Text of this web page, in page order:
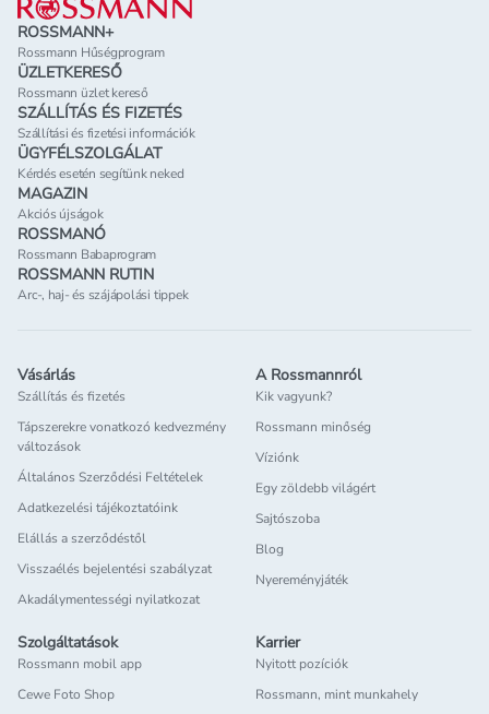
ROSSMANN+
Rossmann Hűségprogram
ÜZLETKERESŐ
Rossmann üzlet kereső
SZÁLLÍTÁS ÉS FIZETÉS
Szállítási és fizetési információk
ÜGYFÉLSZOLGÁLAT
Kérdés esetén segítünk neked
MAGAZIN
Akciós újságok
ROSSMANÓ
Rossmann Babaprogram
ROSSMANN RUTIN
Arc-, haj- és szájápolási tippek
Vásárlás
Szállítás és fizetés
Tápszerekre vonatkozó kedvezmény
változások
Általános Szerződési Feltételek
Adatkezelési tájékoztatóink
Elállás a szerződéstől
Visszaélés bejelentési szabályzat
Akadálymentességi nyilatkozat
A Rossmannról
Kik vagyunk?
Rossmann minőség
Víziónk
Egy zöldebb világért
Sajtószoba
Blog
Nyereményjáték
Szolgáltatások
Rossmann mobil app
Cewe Foto Shop
Karrier
Nyitott pozíciók
Rossmann, mint munkahely